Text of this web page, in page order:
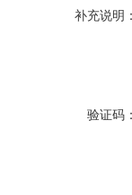
补充说明
验证码